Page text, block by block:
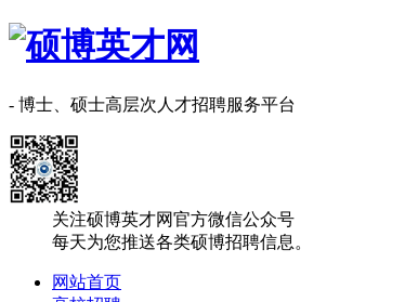
- 博士、硕士高层次人才招聘服务平台
关注硕博英才网官方微信公众号
每天为您推送各类硕博招聘信息。
网站首页